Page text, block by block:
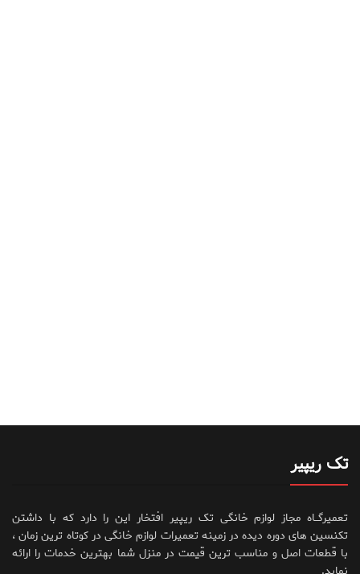
تک ریپیر
تعمیرگــاه مجاز لوازم خانگی تک ریپیر افتخار این را دارد که با داشتن
تکنسین های دوره دیده در زمینه تعمیرات لوازم خانگی در کوتاه ترین زمان ،
با قطعات اصل و مناسب ترین قیمت در منزل شما بهترین خدمات را ارائه